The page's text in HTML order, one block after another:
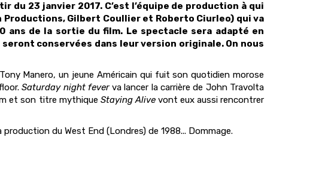
du 23 janvier 2017. C’est l’équipe de production à qui
Productions, Gilbert Coullier et Roberto Ciurleo) qui va
ans de la sortie du film. Le spectacle sera adapté en
conservées dans leur version originale. On nous
Manero, un jeune Américain qui fuit son quotidien morose
Saturday night feverva lancer la carrière de John Travolta
et son titre mythique Staying Alivevont eux aussi rencontrer
du West End (Londres) de 1988... Dommage.